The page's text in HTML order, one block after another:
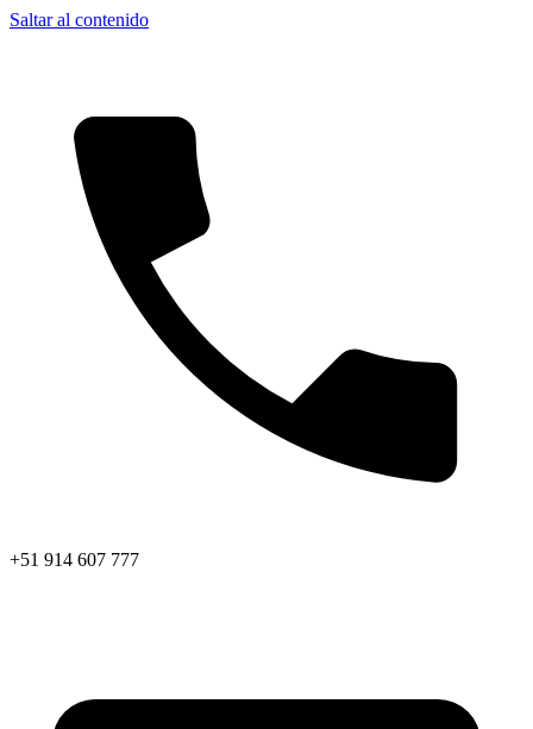
Saltar al contenido
+51 914 607 777